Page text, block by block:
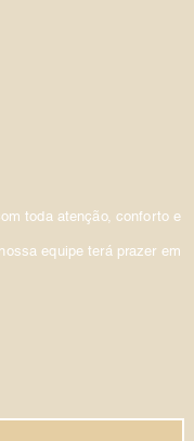
toda atenção, conforto e
equipe terá prazer em